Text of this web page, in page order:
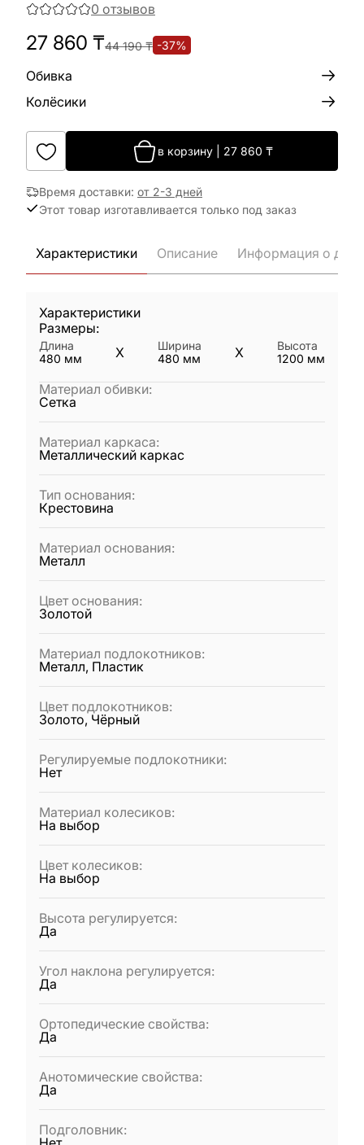
0 отзывов
27 860 ₸44 190₸ -37%
Обивка
Колёсики
в корзину| 27 860 ₸
Время доставки: от 2-3 дней
Этот товар изготавливается только под заказ
Характеристики Описание Информация о
Характеристики
Размеры:
Длина
480 мм X
Ширина
480 мм X
Высота
1200 мм
Материал обивки:
Сетка
Материал каркаса:
Металлический каркас
Тип основания:
Крестовина
Материал основания:
Металл
Цвет основания:
Золотой
Материал подлокотников:
Металл, Пластик
Цвет подлокотников:
Золото, Чёрный
Регулируемые подлокотники:
Нет
Материал колесиков:
На выбор
Цвет колесиков:
На выбор
Высота регулируется:
Да
Угол наклона регулируется:
Да
Ортопедические свойства:
Да
Анотомические свойства:
Да
Подголовник: